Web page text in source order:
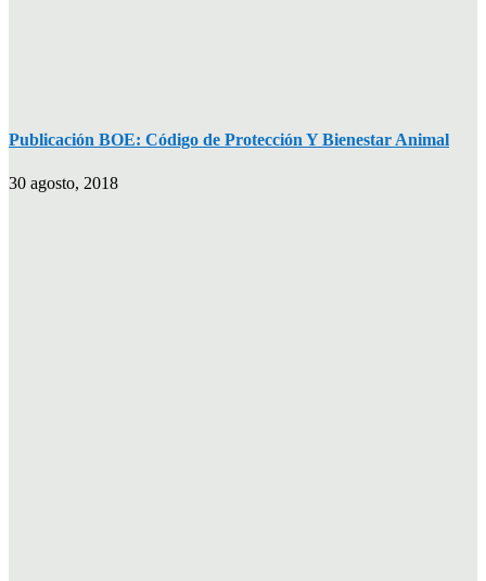
Publicación BOE: Código de Protección Y Bienestar Animal
30 agosto, 2018